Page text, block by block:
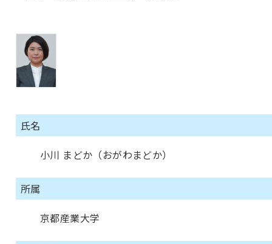
氏名
小川 まどか（おがわまどか）
所属
京都産業大学